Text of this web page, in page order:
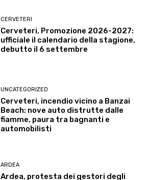
CERVETERI
Cerveteri, Promozione 2026-2027:
ufficiale il calendario della stagione,
debutto il 6 settembre
UNCATEGORIZED
Cerveteri, incendio vicino a Banzai
Beach: nove auto distrutte dalle
fiamme, paura tra bagnanti e
automobilisti
ARDEA
Ardea, protesta dei gestori degli